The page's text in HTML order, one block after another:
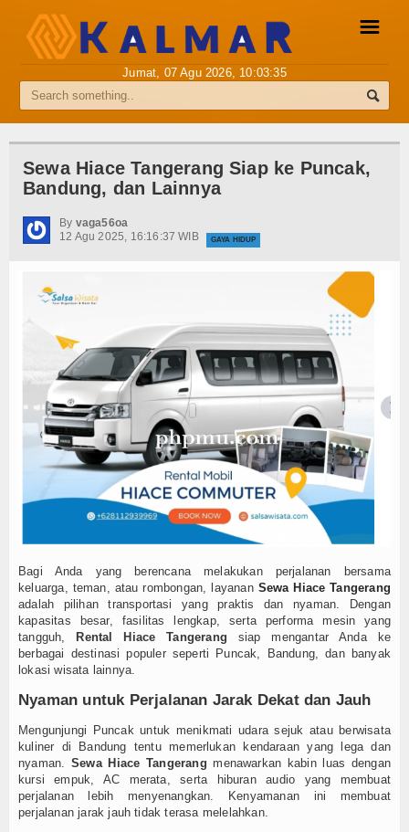
Pemberitaan Media Siber
Internasional
Nasional
Hukum
Hiburan
Sport
Produk
Cluster
Apartemen
Kuliner
Index Berita
Download
Video
Gallery
Agenda
Forum
Login
☰
Jumat, 07 Agu 2026, 10:03:35
Sewa Hiace Tangerang Siap ke Puncak,
Bandung, dan Lainnya
By vaga56oa
12 Agu 2025, 16:16:37 WIB
GAYA HIDUP
Bagi Anda yang berencana melakukan perjalanan bersama
keluarga, teman, atau rombongan, layanan Sewa Hiace Tangerang
adalah pilihan transportasi yang praktis dan nyaman. Dengan
kapasitas besar, fasilitas lengkap, serta performa mesin yang
tangguh,Rental Hiace Tangerang siap mengantar Anda ke
berbagai destinasi populer seperti Puncak, Bandung, dan banyak
lokasi wisata lainnya.
Nyaman untuk Perjalanan Jarak Dekat dan Jauh
Mengunjungi Puncak untuk menikmati udara sejuk atau berwisata
kuliner di Bandung tentu memerlukan kendaraan yang lega dan
nyaman. Sewa Hiace Tangerang menawarkan kabin luas dengan
kursi empuk, AC merata, serta hiburan audio yang membuat
perjalanan lebih menyenangkan. Kenyamanan ini membuat
perjalanan jarak jauh tidak terasa melelahkan.